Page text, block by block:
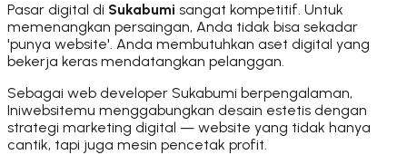
Pasar digital di Sukabumi sangat kompetitif. Untuk
memenangkan persaingan, Anda tidak bisa sekadar
'punya website'. Anda membutuhkan aset digital yang
bekerja keras mendatangkan pelanggan.
Sebagai web developer Sukabumi berpengalaman,
Iniwebsitemu menggabungkan desain estetis dengan
strategi marketing digital — website yang tidak hanya
cantik, tapi juga mesin pencetak profit.